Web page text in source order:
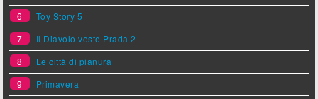
6
Toy Story 5
7
Il Diavolo veste Prada 2
8
Le città di pianura
9
Primavera